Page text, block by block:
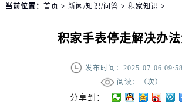
当前位置： 首页 > 新闻/知识/问答 > 积家知识 >
积家手表停走解决办
发布时间：2025-07-06
阅读：（次）
分享到：